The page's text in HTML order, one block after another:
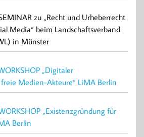
zu „Recht und Urheberrecht
Media“ beim Landschaftsverband
in Münster
„Digitaler
Medien-Akteure“ LiMA Berlin
„Existenzgründung für
Berlin